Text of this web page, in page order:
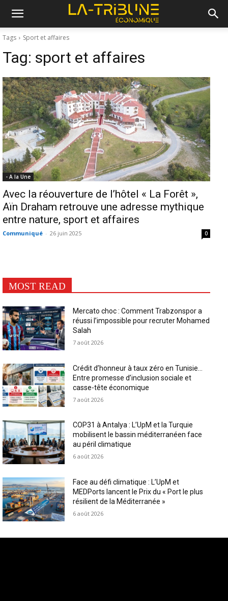
Tags Sport et affaires
Tag: sport et affaires
- A la Une
Avec la réouverture de l’hôtel « La Forêt »,
Aïn Draham retrouve une adresse mythique
entre nature, sport et affaires
Communiqué - 26 juin 2025 0
MOST READ
Mercato choc : Comment Trabzonspor a
réussi l’impossible pour recruter Mohamed
Salah
7 août 2026
Crédit d’honneur à taux zéro en Tunisie…
Entre promesse d’inclusion sociale et
casse-tête économique
7 août 2026
COP31 à Antalya : L’UpM et la Turquie
mobilisent le bassin méditerranéen face
au péril climatique
6 août 2026
Face au défi climatique : L’UpM et
MEDPorts lancent le Prix du « Port le plus
résilient de la Méditerranée »
6 août 2026